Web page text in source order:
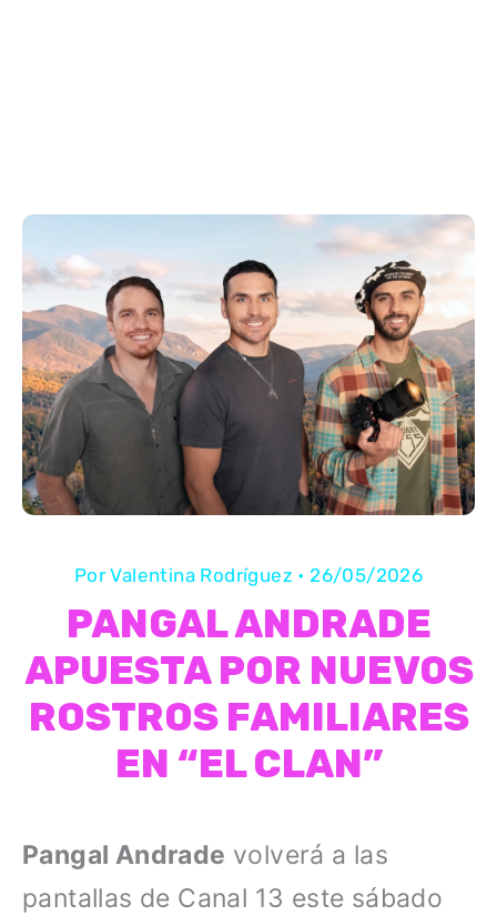
PorValentina Rodríguez •26/05/2026
PANGAL ANDRADE
APUESTA POR NUEVOS
ROSTROS FAMILIARES
EN “EL CLAN”
Pangal Andrade volverá a las
pantallas de Canal 13 este sábado